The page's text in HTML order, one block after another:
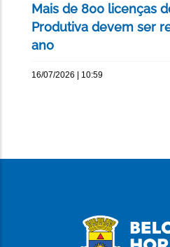
Mais de 800 licenças
Produtiva devem ser
ano
16/07/2026 | 10:59